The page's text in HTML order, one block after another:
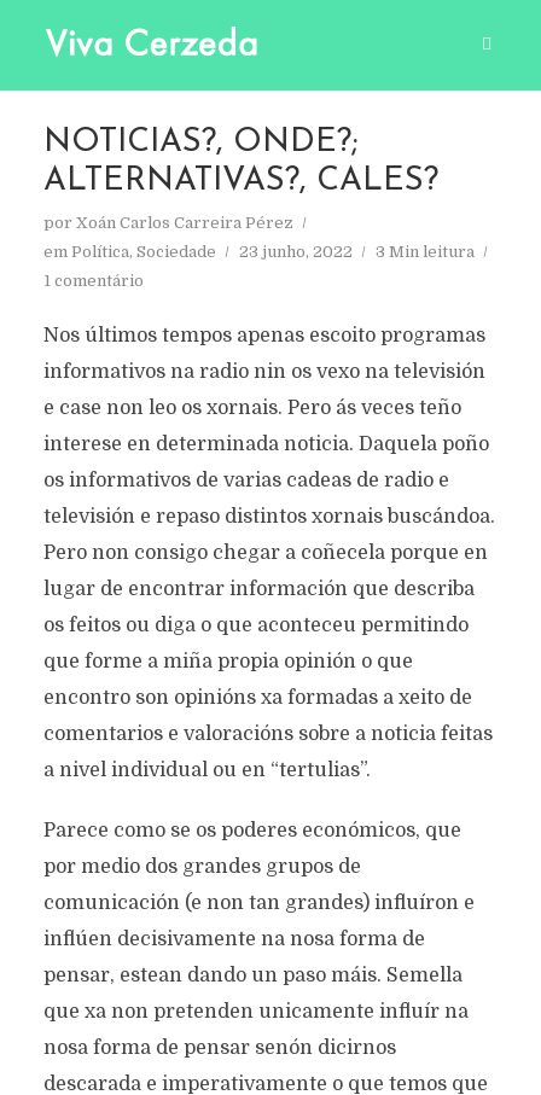
NOTICIAS?, ONDE?;
ALTERNATIVAS?, CALES?
por Xoán Carlos Carreira Pérez
em Política, Sociedade 23 junho, 2022
3 Min leitura
1 comentário
Nos últimos tempos apenas escoito programas
informativos na radio nin os vexo na televisión
e case non leo os xornais. Pero ás veces teño
interese en determinada noticia. Daquela poño
os informativos de varias cadeas de radio e
televisión e repaso distintos xornais buscándoa.
Pero non consigo chegar a coñecela porque en
lugar de encontrar información que describa
os feitos ou diga o que aconteceu permitindo
que forme a miña propia opinión o que
encontro son opinións xa formadas a xeito de
comentarios e valoracións sobre a noticia feitas
a nivel individual ou en “tertulias”.
Parece como se os poderes económicos, que
por medio dos grandes grupos de
comunicación (e non tan grandes) influíron e
inflúen decisivamente na nosa forma de
pensar, estean dando un paso máis. Semella
que xa non pretenden unicamente influír na
nosa forma de pensar senón dicirnos
descarada e imperativamente o que temos que